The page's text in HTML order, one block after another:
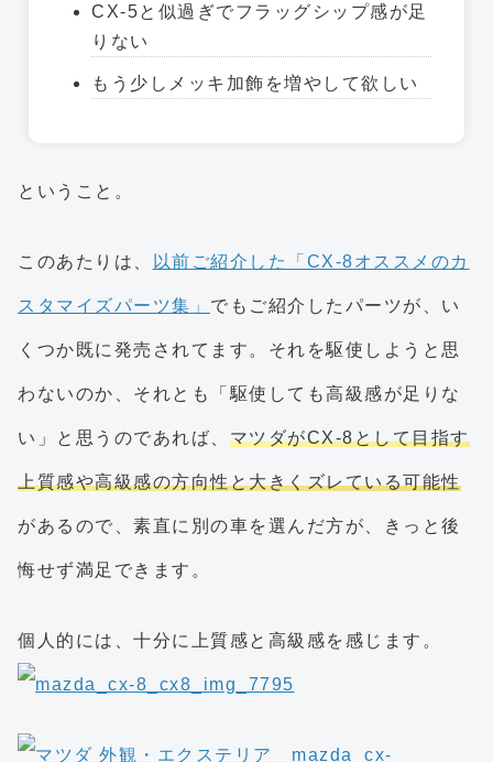
CX-5と似過ぎでフラッグシップ感が足
りない
もう少しメッキ加飾を増やして欲しい
ということ。
このあたりは、 以前ご紹介した「CX-8オススメのカ
スタマイズパーツ集」 でもご紹介したパーツが、い
くつか既に発売されてます。それを駆使しようと思
わないのか、それとも「駆使しても高級感が足りな
い」と思うのであれば、 マツダがCX-8として目指す
上質感や高級感の方向性と大きくズレている可能性
があるので、素直に別の車を選んだ方が、きっと後
悔せず満足できます。
個人的には、十分に上質感と高級感を感じます。